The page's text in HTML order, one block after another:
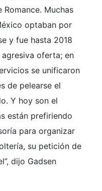
Muchas
optaban por
y fue hasta 2018
oferta; en
se unificaron
de pelearse el
Y hoy son el
están prefiriendo
para organizar
su petición de
dijo Gadsen